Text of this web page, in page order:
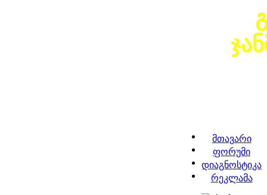
მთავარი
ფორუმი
დიაგნოსტიკა
რეკლამა